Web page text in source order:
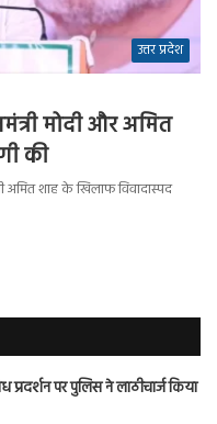
उत्तर प्रदेश
मोदी और अमित
की
अमित शाह के खिलाफ विवादास्पद
प्रदर्शन पर पुलिस ने लाठीचार्ज किया